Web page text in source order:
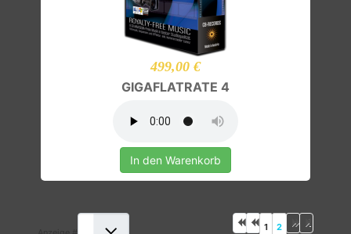
499,00 €
GIGAFLATRATE 4
In den Warenkorb
1 2